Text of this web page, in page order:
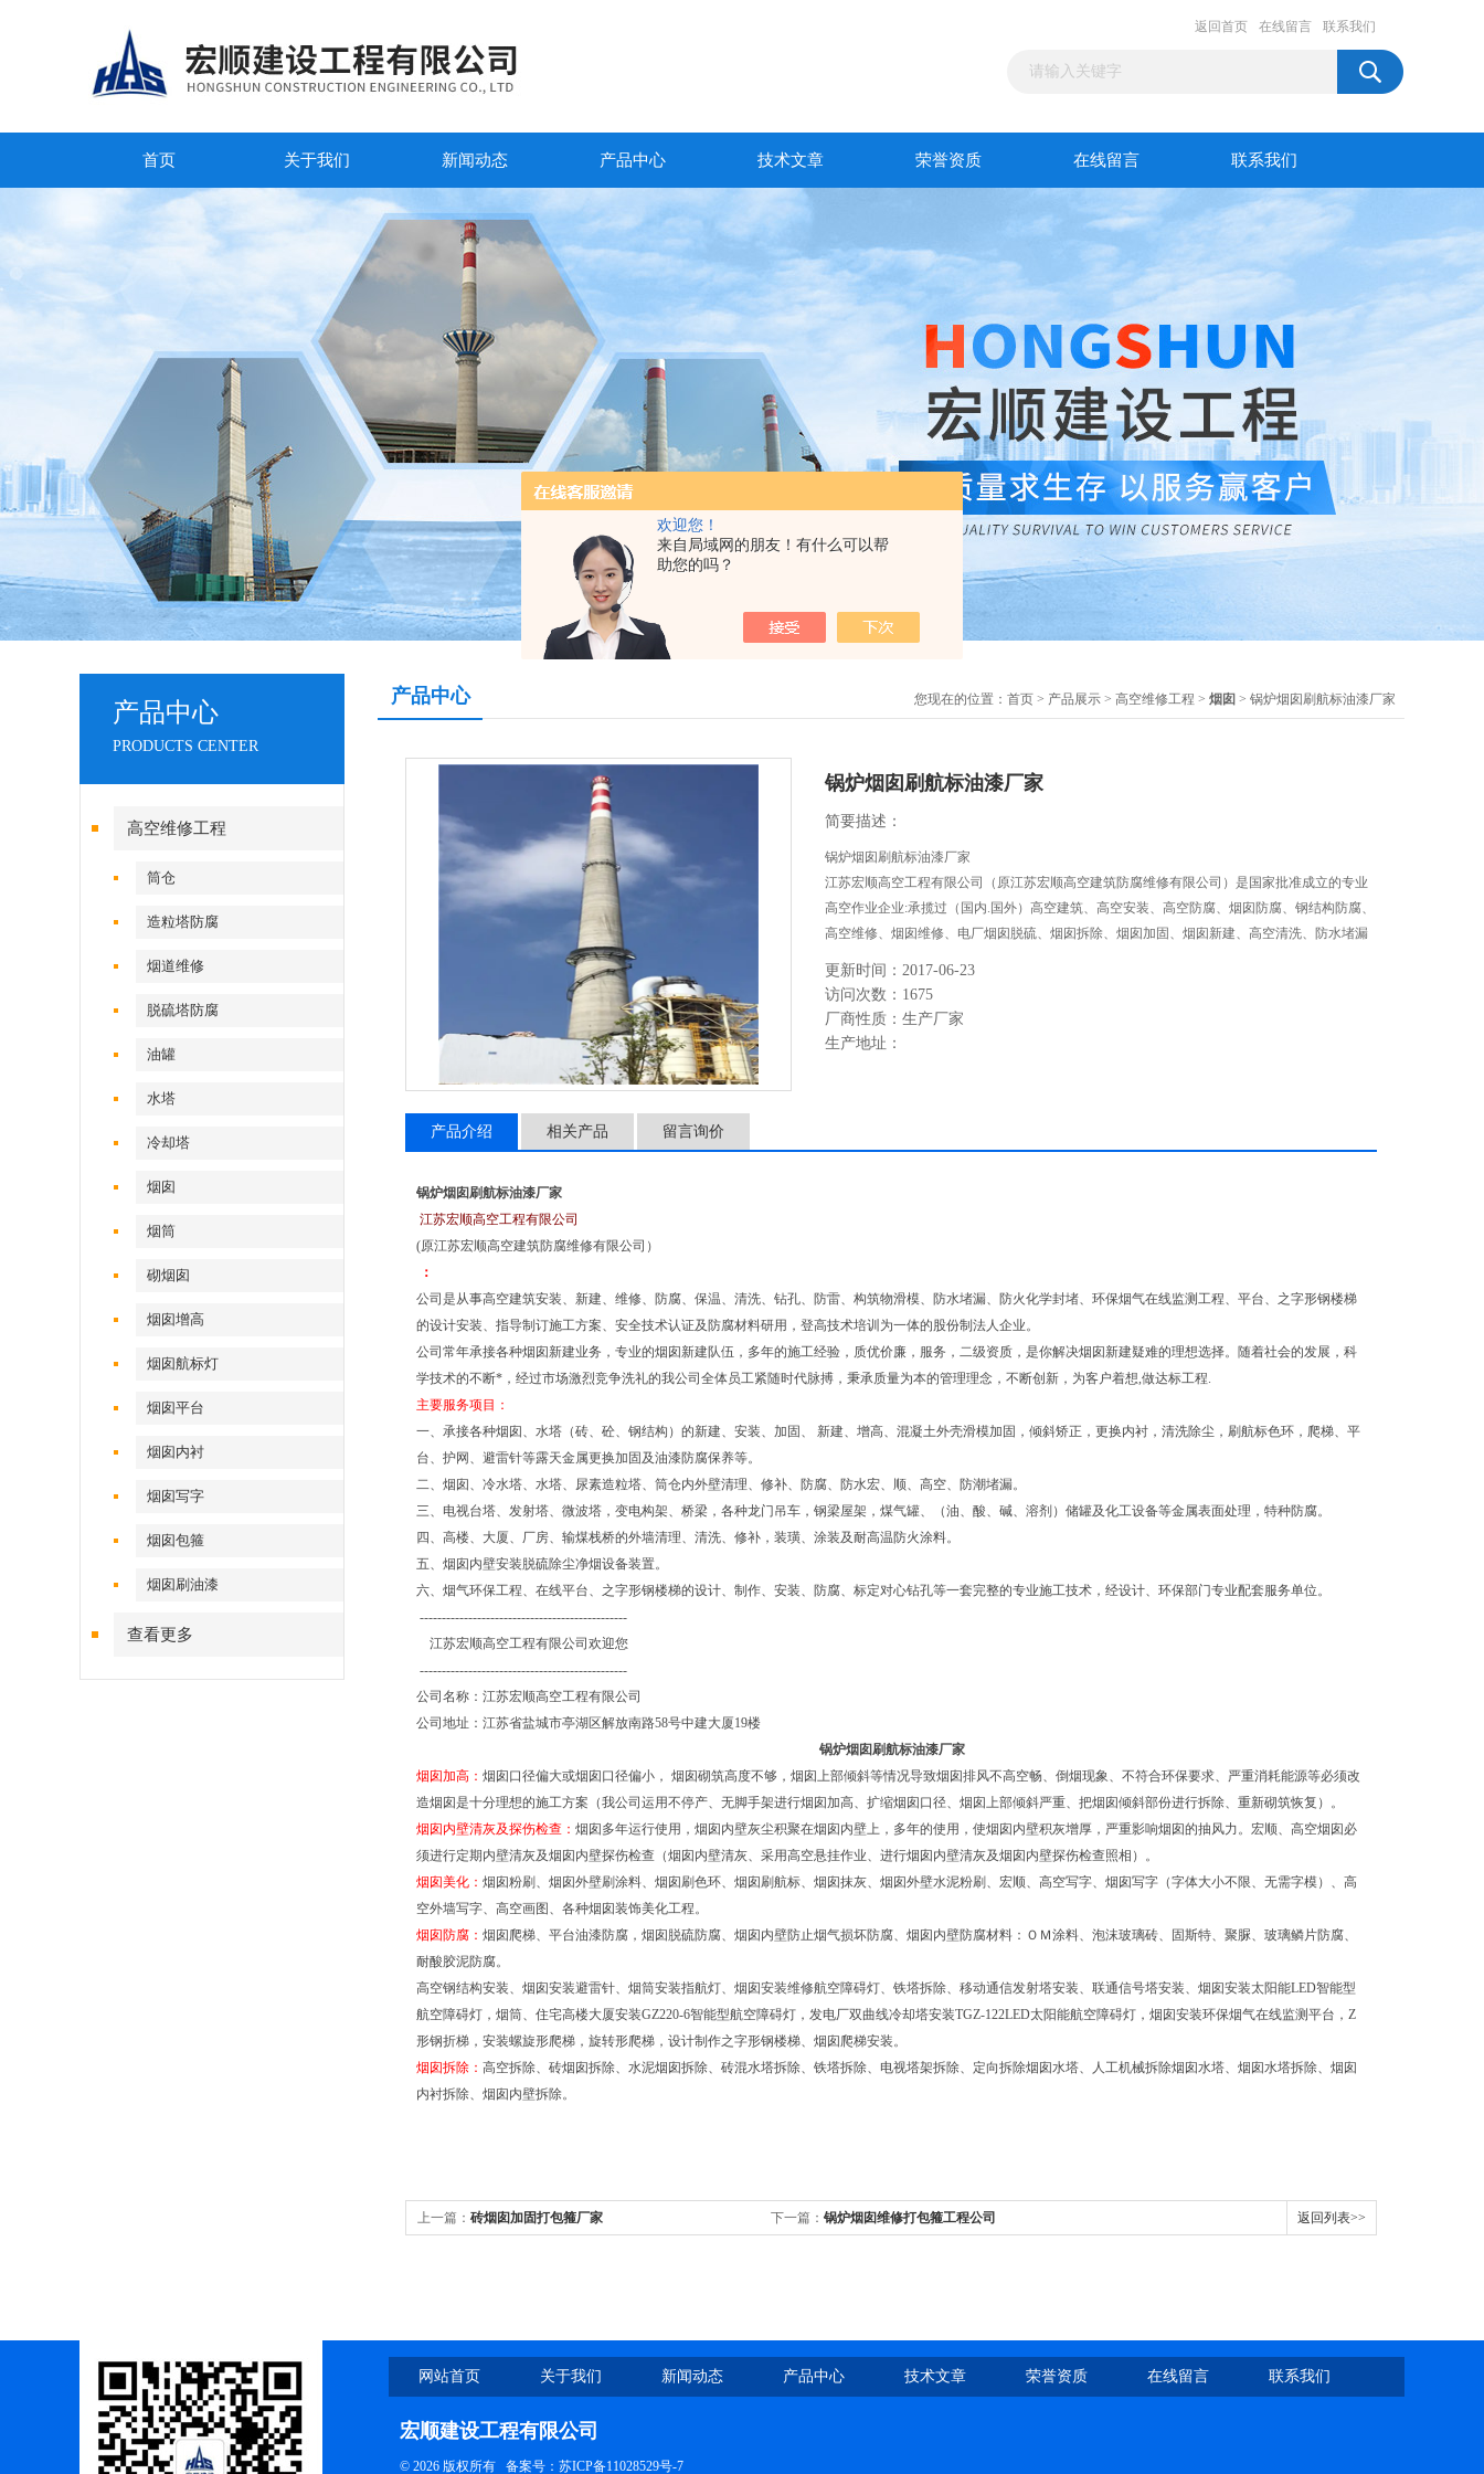
欢迎您！
来自局域网的朋友！有什么可以帮
助您的吗？
返回首页 在线留言 联系我们
首页 关于我们 新闻动态 产品中心 技术文章 荣誉资质 在线留言 联系我们
产品中心
PRODUCTS CENTER
高空维修工程
筒仓
造粒塔防腐
烟道维修
脱硫塔防腐
油罐
水塔
冷却塔
烟囱
烟筒
砌烟囱
烟囱增高
烟囱航标灯
烟囱平台
烟囱内衬
烟囱写字
烟囱包箍
烟囱刷油漆
查看更多
产品中心 您现在的位置： 首页 > 产品展示 > 高空维修工程 > 烟囱 > 锅炉烟囱刷航标油漆厂家
锅炉烟囱刷航标油漆厂家
简要描述：
锅炉烟囱刷航标油漆厂家
江苏宏顺高空工程有限公司（原江苏宏顺高空建筑防腐维修有限公司）是国家批准成立的专业
高空作业企业:承揽过（国内.国外）高空建筑、高空安装、高空防腐、烟囱防腐、钢结构防腐、
高空维修、烟囱维修、电厂烟囱脱硫、烟囱拆除、烟囱加固、烟囱新建、高空清洗、防水堵漏
等高空作业工程。
更新时间：2017-06-23
访问次数：1675
厂商性质：生产厂家
生产地址：
产品介绍 相关产品 留言询价
锅炉烟囱刷航标油漆厂家
江苏宏顺高空工程有限公司
(原江苏宏顺高空建筑防腐维修有限公司）
：
公司是从事高空建筑安装、新建、维修、防腐、保温、清洗、钻孔、防雷、构筑物滑模、防水堵漏、防火化学封堵、环保烟气在线监测工程、平台、之字形钢楼梯
的设计安装、指导制订施工方案、安全技术认证及防腐材料研用，登高技术培训为一体的股份制法人企业。
公司常年承接各种烟囱新建业务，专业的烟囱新建队伍，多年的施工经验，质优价廉，服务，二级资质，是你解决烟囱新建疑难的理想选择。随着社会的发展，科
学技术的不断*，经过市场激烈竞争洗礼的我公司全体员工紧随时代脉搏，秉承质量为本的管理理念，不断创新，为客户着想,做达标工程.
主要服务项目：
一、承接各种烟囱、水塔（砖、砼、钢结构）的新建、安装、加固、 新建、增高、混凝土外壳滑模加固，倾斜矫正，更换内衬，清洗除尘，刷航标色环，爬梯、平
台、护网、避雷针等露天金属更换加固及油漆防腐保养等。
二、烟囱、冷水塔、水塔、尿素造粒塔、筒仓内外壁清理、修补、防腐、防水宏、顺、高空、防潮堵漏。
三、电视台塔、发射塔、微波塔，变电构架、桥梁，各种龙门吊车，钢梁屋架，煤气罐、（油、酸、碱、溶剂）储罐及化工设备等金属表面处理，特种防腐。
四、高楼、大厦、厂房、输煤栈桥的外墙清理、清洗、修补，装璜、涂装及耐高温防火涂料。
五、烟囱内壁安装脱硫除尘净烟设备装置。
六、烟气环保工程、在线平台、之字形钢楼梯的设计、制作、安装、防腐、标定对心钻孔等一套完整的专业施工技术，经设计、环保部门专业配套服务单位。
-----------------------------------------------
江苏宏顺高空工程有限公司欢迎您
-----------------------------------------------
公司名称：江苏宏顺高空工程有限公司
公司地址：江苏省盐城市亭湖区解放南路58号中建大厦19楼
锅炉烟囱刷航标油漆厂家
烟囱加高： 烟囱口径偏大或烟囱口径偏小， 烟囱砌筑高度不够，烟囱上部倾斜等情况导致烟囱排风不高空畅、倒烟现象、不符合环保要求、严重消耗能源等必须改
造烟囱是十分理想的施工方案（我公司运用不停产、无脚手架进行烟囱加高、扩缩烟囱口径、烟囱上部倾斜严重、把烟囱倾斜部份进行拆除、重新砌筑恢复）。
烟囱内壁清灰及探伤检查： 烟囱多年运行使用，烟囱内壁灰尘积聚在烟囱内壁上，多年的使用，使烟囱内壁积灰增厚，严重影响烟囱的抽风力。宏顺、高空烟囱必
须进行定期内壁清灰及烟囱内壁探伤检查（烟囱内壁清灰、采用高空悬挂作业、进行烟囱内壁清灰及烟囱内壁探伤检查照相）。
烟囱美化： 烟囱粉刷、烟囱外壁刷涂料、烟囱刷色环、烟囱刷航标、烟囱抹灰、烟囱外壁水泥粉刷、宏顺、高空写字、烟囱写字（字体大小不限、无需字模）、高
空外墙写字、高空画图、各种烟囱装饰美化工程。
烟囱防腐： 烟囱爬梯、平台油漆防腐，烟囱脱硫防腐、烟囱内壁防止烟气损坏防腐、烟囱内壁防腐材料：ＯＭ涂料、泡沫玻璃砖、固斯特、聚脲、玻璃鳞片防腐、
耐酸胶泥防腐。
高空钢结构安装、烟囱安装避雷针、烟筒安装指航灯、烟囱安装维修航空障碍灯、铁塔拆除、移动通信发射塔安装、联通信号塔安装、烟囱安装太阳能LED智能型
航空障碍灯，烟筒、住宅高楼大厦安装GZ220-6智能型航空障碍灯，发电厂双曲线冷却塔安装TGZ-122LED太阳能航空障碍灯，烟囱安装环保烟气在线监测平台，Z
形钢折梯，安装螺旋形爬梯，旋转形爬梯，设计制作之字形钢楼梯、烟囱爬梯安装。
烟囱拆除： 高空拆除、砖烟囱拆除、水泥烟囱拆除、砖混水塔拆除、铁塔拆除、电视塔架拆除、定向拆除烟囱水塔、人工机械拆除烟囱水塔、烟囱水塔拆除、烟囱
内衬拆除、烟囱内壁拆除。
上一篇： 砖烟囱加固打包箍厂家 下一篇： 锅炉烟囱维修打包箍工程公司 返回列表>>
网站首页 关于我们 新闻动态 产品中心 技术文章 荣誉资质 在线留言 联系我们
宏顺建设工程有限公司
© 2026 版权所有 备案号：苏ICP备11028529号-7